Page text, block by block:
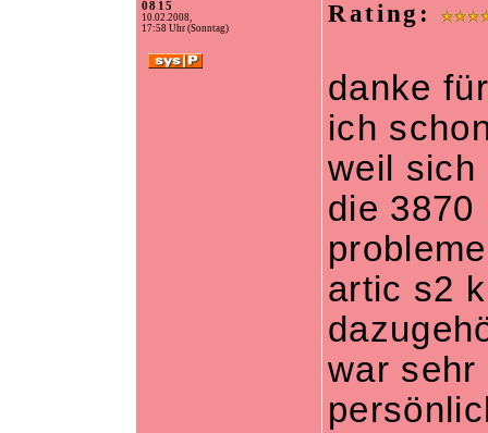
0815
10.02.2008,
17:58 Uhr (Sonntag)
Rating:
danke
ich
weil sich
die 3870
artic s2
war sehr